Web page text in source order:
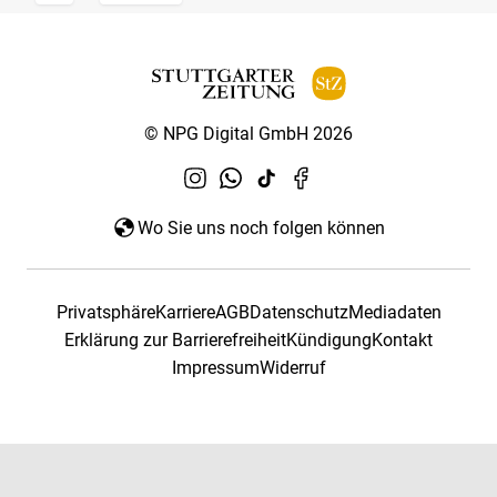
© NPG Digital GmbH 2026
Wo Sie uns noch folgen können
PrivatsphäreKarriereAGBDatenschutzMediadaten
Erklärung zur BarrierefreiheitKündigungKontakt
ImpressumWiderruf